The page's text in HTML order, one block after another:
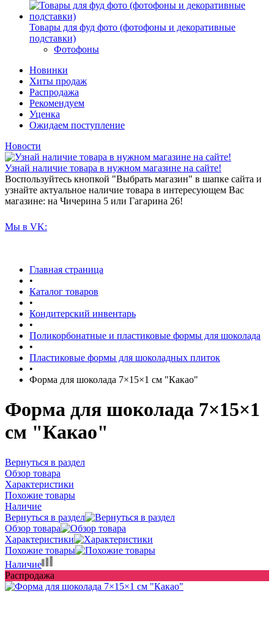
Товары для фуд фото (фотофоны и декоративные
подставки)
Фотофоны
Новинки
Хиты продаж
Распродажа
Рекомендуем
Уценка
Ожидаем поступление
Новости
Узнай наличие товара в нужном магазине на сайте!
Воспользуйтесь кнопкой "Выбрать магазин" в шапке сайта и
узнайте актуальное наличие товара в интересующем Вас
магазине: на Чичерина 5 или Гагарина 26!
Мы в VK:
Главная страница
•
Каталог товаров
•
Кондитерский инвентарь
•
Поликорбонатные и пластиковые формы для шоколада
•
Пластиковые формы для шоколадных плиток
•
Форма для шоколада 7×15×1 см "Какао"
Форма для шоколада 7×15×1
см "Какао"
Вернуться в раздел
Обзор товара
Характеристики
Похожие товары
Наличие
Вернуться в раздел
Обзор товара
Характеристики
Похожие товары
Наличие
Распродажа